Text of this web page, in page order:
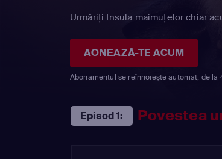
Urmăriți Insula maimuţelor chiar
AONEAZĂ-TE ACUM
Abonamentul se reînnoiește automat, de la
Episod 1: Povestea